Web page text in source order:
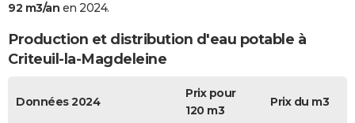
92 m3/an en 2024.
Production et distribution d'eau potable à
Criteuil-la-Magdeleine
Données 2024
Prix pour
120 m3
Prix du m3